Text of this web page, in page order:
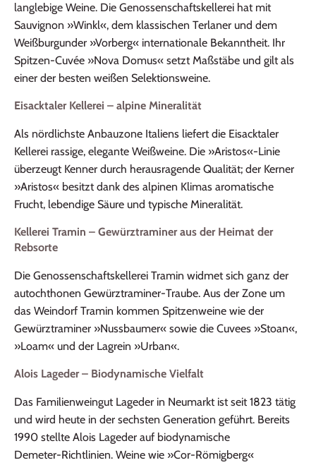
langlebige Weine. Die Genossenschaftskellerei hat mit
Sauvignon »Winkl«, dem klassischen Terlaner und dem
Weißburgunder »Vorberg« internationale Bekanntheit. Ihr
Spitzen‑Cuvée »Nova Domus« setzt Maßstäbe und gilt als
einer der besten weißen Selektionsweine.
Eisacktaler Kellerei – alpine Mineralität
Als nördlichste Anbauzone Italiens liefert die Eisacktaler
Kellerei rassige, elegante Weißweine. Die »Aristos«‑Linie
überzeugt Kenner durch herausragende Qualität; der Kerner
»Aristos« besitzt dank des alpinen Klimas aromatische
Frucht, lebendige Säure und typische Mineralität.
Kellerei Tramin – Gewürztraminer aus der Heimat der
Rebsorte
Die Genossenschaftskellerei Tramin widmet sich ganz der
autochthonen Gewürztraminer‑Traube. Aus der Zone um
das Weindorf Tramin kommen Spitzenweine wie der
Gewürztraminer »Nussbaumer« sowie die Cuvees »Stoan«,
»Loam« und der Lagrein »Urban«.
Alois Lageder – Biodynamische Vielfalt
Das Familienweingut Lageder in Neumarkt ist seit 1823 tätig
und wird heute in der sechsten Generation geführt. Bereits
1990 stellte Alois Lageder auf biodynamische
Demeter‑Richtlinien. Weine wie »Cor‑Römigberg«